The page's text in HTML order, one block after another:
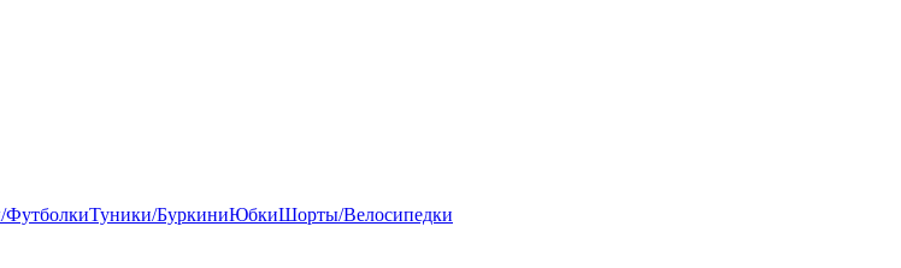
Туники/БуркиниЮбкиШорты/Велосипедки